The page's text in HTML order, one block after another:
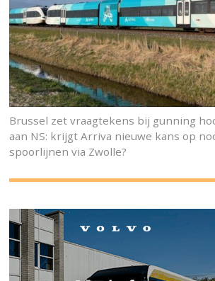
Brussel zet vraagtekens bij gunning
aan NS: krijgt Arriva nieuwe kans op
spoorlijnen via Zwolle?